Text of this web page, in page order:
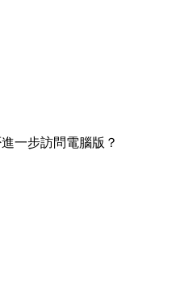
一步訪問電腦版？